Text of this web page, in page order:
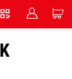
B C